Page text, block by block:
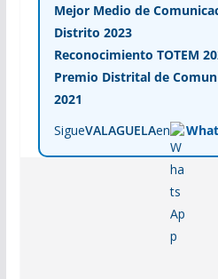
Mejor Medio de
Distrito 2023
Reconocimiento TOTEM
Premio Distrital de
2021
SigueVALAGUELAen